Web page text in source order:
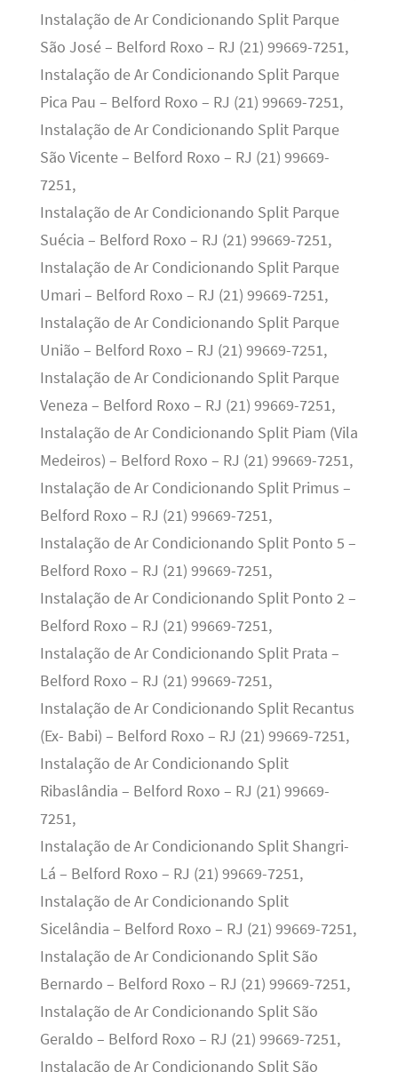
Instalação de Ar Condicionando Split Parque
São José – Belford Roxo – RJ (21) 99669-7251,
Instalação de Ar Condicionando Split Parque
Pica Pau – Belford Roxo – RJ (21) 99669-7251,
Instalação de Ar Condicionando Split Parque
São Vicente – Belford Roxo – RJ (21) 99669-
7251,
Instalação de Ar Condicionando Split Parque
Suécia – Belford Roxo – RJ (21) 99669-7251,
Instalação de Ar Condicionando Split Parque
Umari – Belford Roxo – RJ (21) 99669-7251,
Instalação de Ar Condicionando Split Parque
União – Belford Roxo – RJ (21) 99669-7251,
Instalação de Ar Condicionando Split Parque
Veneza – Belford Roxo – RJ (21) 99669-7251,
Instalação de Ar Condicionando Split Piam (Vila
Medeiros) – Belford Roxo – RJ (21) 99669-7251,
Instalação de Ar Condicionando Split Primus –
Belford Roxo – RJ (21) 99669-7251,
Instalação de Ar Condicionando Split Ponto 5 –
Belford Roxo – RJ (21) 99669-7251,
Instalação de Ar Condicionando Split Ponto 2 –
Belford Roxo – RJ (21) 99669-7251,
Instalação de Ar Condicionando Split Prata –
Belford Roxo – RJ (21) 99669-7251,
Instalação de Ar Condicionando Split Recantus
(Ex- Babi) – Belford Roxo – RJ (21) 99669-7251,
Instalação de Ar Condicionando Split
Ribaslândia – Belford Roxo – RJ (21) 99669-
7251,
Instalação de Ar Condicionando Split Shangri-
Lá – Belford Roxo – RJ (21) 99669-7251,
Instalação de Ar Condicionando Split
Sicelândia – Belford Roxo – RJ (21) 99669-7251,
Instalação de Ar Condicionando Split São
Bernardo – Belford Roxo – RJ (21) 99669-7251,
Instalação de Ar Condicionando Split São
Geraldo – Belford Roxo – RJ (21) 99669-7251,
Instalação de Ar Condicionando Split São